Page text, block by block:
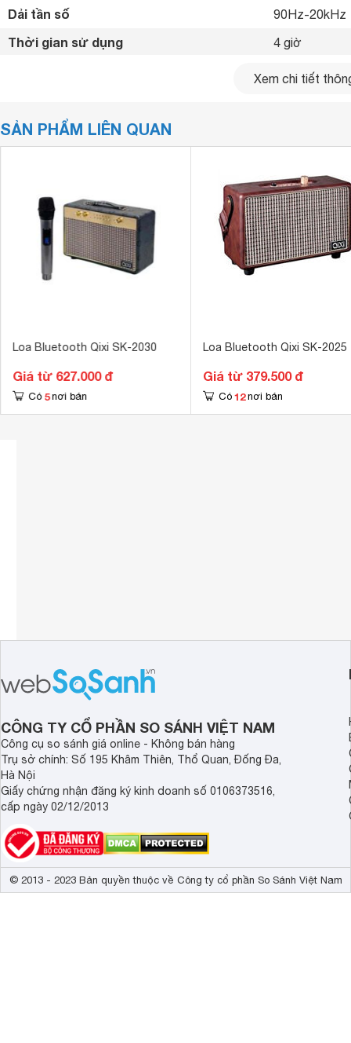
Dải tần số 90Hz-20kHz
Thời gian sử dụng 4 giờ
Bluetooth
Khoảng cách kết nối tối đa
2.26 kg
Tổng số loa bass 1 loa
Tổng số loa Treble 1 loa
Xem chi tiết
SẢN PHẨM LIÊN QUAN
Loa Bluetooth Qixi SK-2030
Giá từ 627.000 đ
Có 5 nơi bán
Loa Bluetooth Qixi SK-2025
Giá từ 379.500 đ
Có 12 nơi bán
CÔNG TY CỔ PHẦN SO SÁNH VIỆT NAM
Công cụ so sánh giá online - Không bán hàng
Trụ sở chính: Số 195 Khâm Thiên, Thổ Quan, Đống Đa,
Hà Nội
Giấy chứng nhận đăng ký kinh doanh số 0106373516,
cấp ngày 02/12/2013
© 2013 - 2023 Bản quyền thuộc về Công ty cổ phần So Sánh Việt Nam